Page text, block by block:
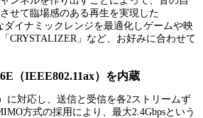
せて臨場感のある再生を実現した
ダイナミックレンジを最適化しゲームや映
CRYSTALIZER」など、お好みに合わせて
（IEEE802.11ax）を内蔵
に対応し、送信と受信を各2ストリームず
方式の採用により、最大2.4Gbpsという